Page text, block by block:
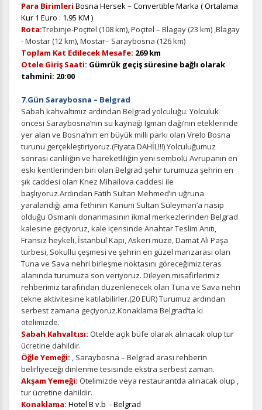
Para Birimleri Bosna Hersek – Convertible Marka ( Ortalama
Kur 1 Euro : 1.95 KM )
Rota:Trebinje-Poçitel (108 km), Poçitel – Blagay (23 km) ,Blagay
- Mostar (12 km), Mostar– Saraybosna (126 km)
Toplam Kat Edilecek Mesafe: 269 km
Otele Giriş Saati: Gümrük geçiş süresine bağlı olarak
tahmini: 20:00
7.Gün Saraybosna – Belgrad
Sabah kahvaltımız ardından Belgrad yolculuğu. Yolculuk
öncesi Saraybosna’nın su kaynağı Igman dağı’nın eteklerinde
yer alan ve Bosna’nın en büyük milli parkı olan Vrelo Bosna
turunu gerçekleştiriyoruz.(Fiyata DAHİL!!!) Yolculuğumuz
sonrası canlılığın ve hareketliliğin yeni sembolü Avrupanın en
eski kentlerinden biri olan Belgrad şehir turumuza şehrin en
şık caddesi olan Knez Mihailova caddesi ile
başlıyoruz.Ardından Fatih Sultan Mehmed’in uğruna
yaralandığı ama fethinin Kanuni Sultan Süleyman’a nasip
olduğu Osmanlı donanmasının ikmal merkezlerinden Belgrad
kalesine geçiyoruz, kale içerisinde Anahtar Teslim Anıtı,
Fransız heykeli, İstanbul Kapı, Askeri müze, Damat Ali Paşa
türbesi, Sokullu çeşmesi ve şehrin en güzel manzarası olan
Tuna ve Sava nehri birleşme noktasını göreceğimiz teras
alanında turumuza son veriyoruz. Dileyen misafirlerimiz
rehberimiz tarafından düzenlenecek olan Tuna ve Sava nehri
tekne aktivitesine katılabilirler.(20 EUR) Turumuz ardından
serbest zamana geçiyoruz.Konaklama Belgrad’ta ki
otelimizde.
Sabah Kahvaltısı: Otelde açık büfe olarak alınacak olup tur
ücretine dahildir.
Öğle Yemeği: , Saraybosna – Belgrad arası rehberin
belirliyeceği dinlenme tesisinde ekstra serbest zaman.
Akşam Yemeği: Otelimizde veya restaurantda alınacak olup ,
tur ücretine dahildir.
Konaklama: Hotel B v.b - Belgrad